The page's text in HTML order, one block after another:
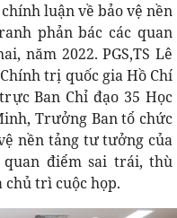
luận về bảo vệ nền
phản bác các quan
năm 2022. PGS,TS Lê
trị quốc gia Hồ Chí
Ban Chỉ đạo 35 Học
Trưởng Ban tổ chức
nền tảng tư tưởng của
điểm sai trái, thù
chủ trì cuộc họp.